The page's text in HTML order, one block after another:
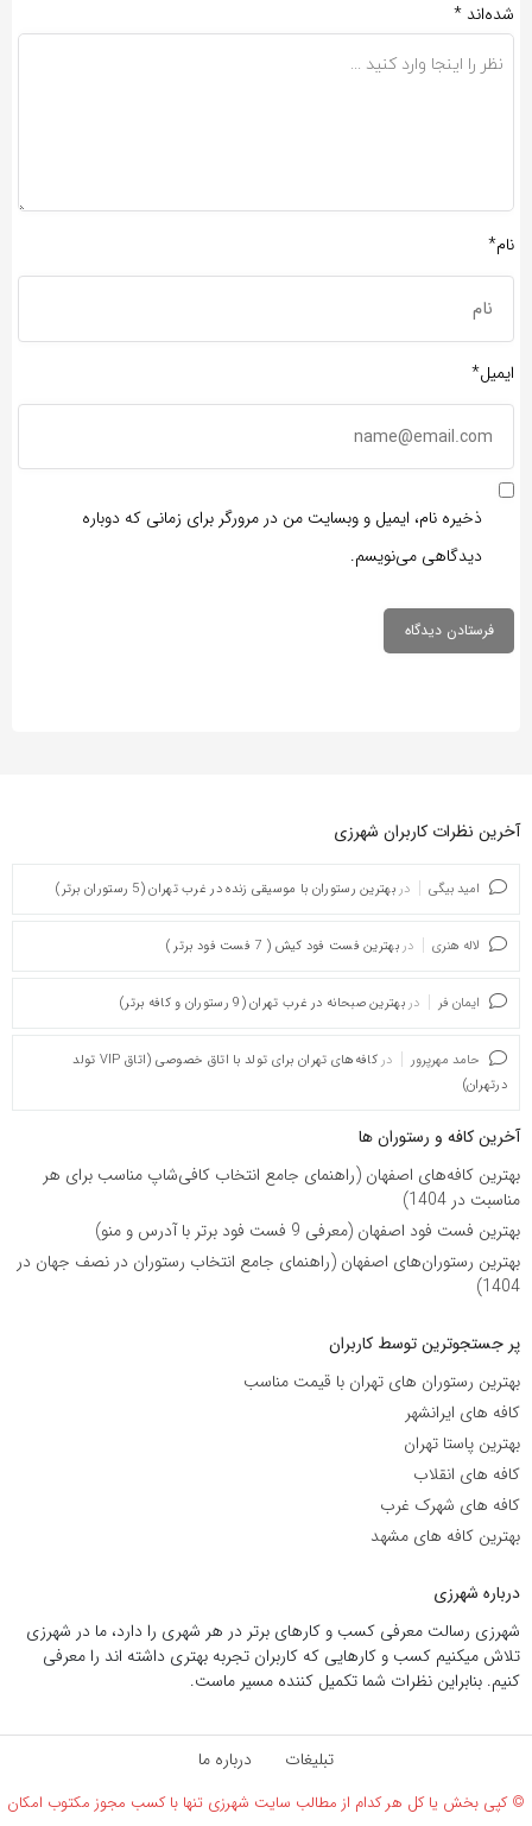
شده‌اند *
نام*
ایمیل*
ذخیره نام، ایمیل و وبسایت من در مرورگر برای زمانی که دوباره
دیدگاهی می‌نویسم.
آخرین نظرات کاربران شهرزی
امید بیگی در بهترین رستوران با موسیقی زنده در غرب تهران (5 رستوران برتر)
لاله هنری در بهترین فست فود کیش ( 7 فست فود برتر )
ایمان فر در بهترین صبحانه در غرب تهران (9 رستوران و کافه برتر)
حامد مهرپرور در
کافه‌های تهران برای تولد با اتاق خصوصی (اتاق VIP تولد
درتهران)
آخرین کافه و رستوران ها
بهترین کافه‌های اصفهان (راهنمای جامع انتخاب کافی‌شاپ مناسب برای هر
مناسبت در 1404)
بهترین فست فود اصفهان (معرفی 9 فست فود برتر با آدرس و منو)
بهترین رستوران‌های اصفهان (راهنمای جامع انتخاب رستوران در نصف جهان در
1404)
پر جستجوترین توسط کاربران
بهترین رستوران های تهران با قیمت مناسب
کافه های ایرانشهر
بهترین پاستا تهران
کافه های انقلاب
کافه های شهرک غرب
بهترین کافه های مشهد
درباره شهرزی
شهرزی رسالت معرفی کسب و کارهای برتر در هر شهری را دارد، ما در شهرزی
تلاش میکنیم کسب و کارهایی که کاربران تجربه بهتری داشته اند را معرفی
کنیم. بنابراین نظرات شما تکمیل کننده مسیر ماست.
تبلیغات درباره ما
© کپی بخش یا کل هر کدام از مطالب سایت شهرزی تنها با کسب مجوز مکتوب امکان